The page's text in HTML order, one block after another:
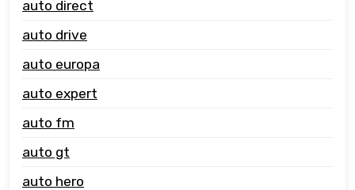
auto direct
auto drive
auto europa
auto expert
auto fm
auto gt
auto hero